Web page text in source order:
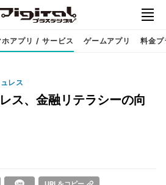
ホアプリ / サービス ゲームアプリ 料金プ
レス
ス、金融リテラシーの向